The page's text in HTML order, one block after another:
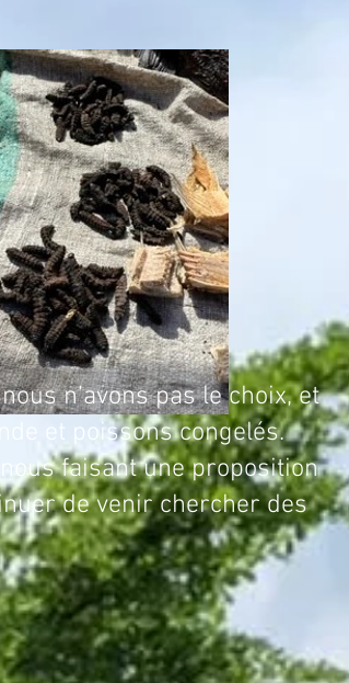
pas le choix, et
et poissons congelés.
faisant une proposition
de venir chercher des